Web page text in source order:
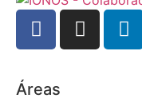
Áreas